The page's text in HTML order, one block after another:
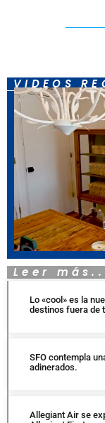
VIDEOS
Leer
Lo «cool» es la
destinos fuera de
SFO contempla
adinerados.
Allegiant Air se